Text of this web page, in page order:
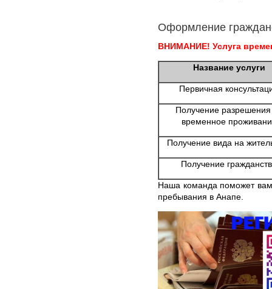
Оформление
ВНИМАНИЕ! Услуга
Название услуги
Первичная
Получение
временное
Получение вида на
Получение
Наша команда поможет
пребывания в Анапе.